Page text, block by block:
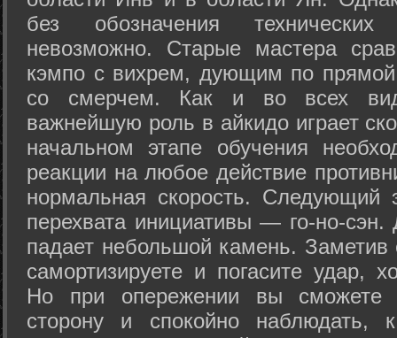
без обозначения
невозможно. Старые мастера
кэмпо с вихрем, дующим по
со смерчем. Как и во всех
важнейшую роль в айкидо играет
начальном этапе обучения
реакции на любое действие
нормальная скорость.
перехвата инициативы — го-но-
падает небольшой камень.
самортизируете и погасите удар,
Но при опережении вы сможете
сторону и спокойно наблюдать,